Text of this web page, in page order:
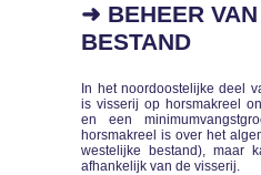
➜ BEHEER
BESTAND
In het noordoostelijke deel
is visserij op horsmakreel
en een
horsmakreel is over het
westelijke bestand), maar
afhankelijk van de visserij.